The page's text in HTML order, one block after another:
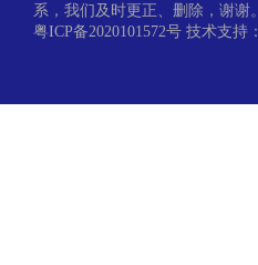
系，我们及时更正、删除，谢谢。
粤ICP备2020101572号技术支持：